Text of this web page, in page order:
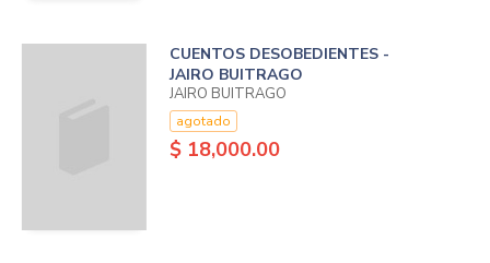
CUENTOS DESOBEDIENTES -
JAIRO BUITRAGO
JAIRO BUITRAGO
agotado
$ 18,000.00